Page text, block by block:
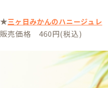
★三ヶ日みかんのハニージュレ
販売価格 460円(税込)